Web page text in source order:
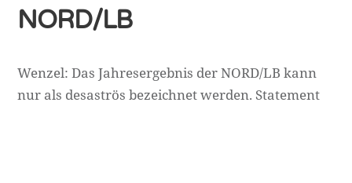
NORD/LB
Wenzel: Das Jahresergebnis der NORD/LB kann
nur als desaströs bezeichnet werden. Statement